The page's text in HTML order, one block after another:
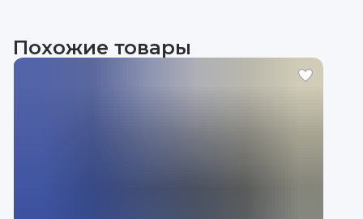
Похожие товары